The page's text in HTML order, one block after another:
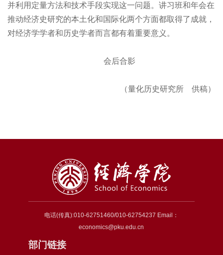
并利用定量方法和技术手段实现这一问题。讲习班和年会在
推动经济史研究的本土化和国际化两个方面都取得了成就，
对经济学学者和历史学者而言都有着重要意义。
会后合影
（量化历史研究所 供稿）
电话(传真):010-62751460/010-62754237 Email：
economics@pku.edu.cn
部门链接